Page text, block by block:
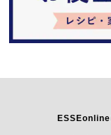
ESSEonline